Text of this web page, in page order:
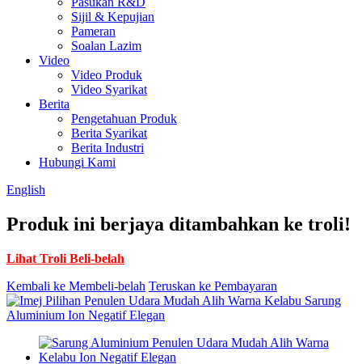
Sijil & Kepujian
Pameran
Soalan Lazim
Video
Video Produk
Video Syarikat
Berita
Pengetahuan Produk
Berita Syarikat
Berita Industri
Hubungi Kami
English
Produk ini berjaya ditambahkan ke troli!
Lihat Troli Beli-belah
Kembali ke Membeli-belah Teruskan ke Pembayaran